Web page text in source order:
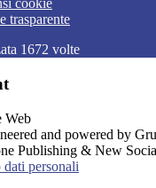
cookie
trasparente
1672 volte
and powered by
Publishing & New
personali